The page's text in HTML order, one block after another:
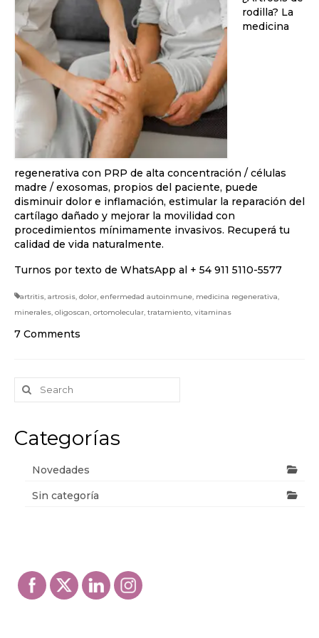
rodilla? La
medicina
regenerativa con PRP de alta concentración / células
madre / exosomas, propios del paciente, puede
disminuir dolor e inflamación, estimular la reparación del
cartílago dañado y mejorar la movilidad con
procedimientos mínimamente invasivos. Recuperá tu
calidad de vida naturalmente.
Turnos por texto de WhatsApp al + 54 911 5110-5577
artritis artrosis dolor enfermedad autoinmune medicina regenerativa
minerales oligoscan ortomolecular tratamiento vitaminas
7 Comments
Search
for:
Categorías
Novedades
Sin categoría